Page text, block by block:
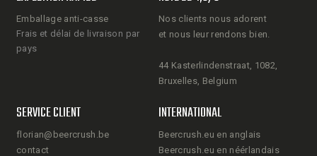
Emballage anti-casse
Frais et délai de livraison par
pays
Nos clients nous adorent
et nous leur rendons bien.
44 Kasterlindenstraat, 1082,
Bruxelles, Belgium
SERVICE CLIENT
florian@beercrush.be
contact
INTERNATIONAL
Beercrush.eu en anglais
Beercrush.eu en néérlandais